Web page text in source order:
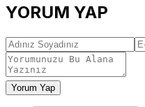
YORUM YAP
Yorum Yap